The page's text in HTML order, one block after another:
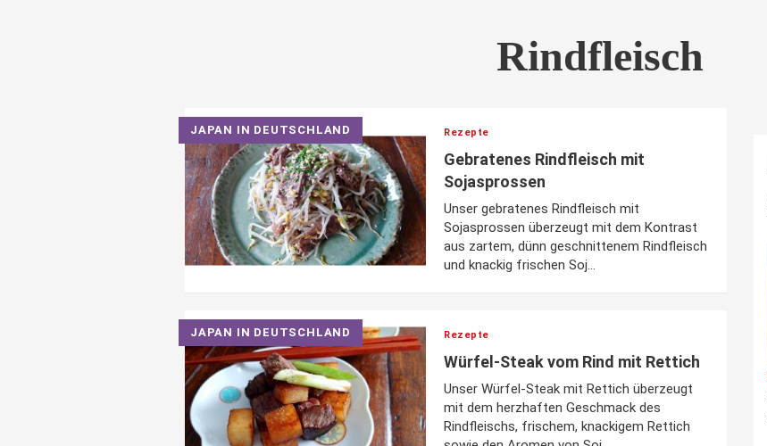
Rindfleisch
JAPAN IN DEUTSCHLAND Rezepte
Gebratenes Rindfleisch mit
Sojasprossen
Unser gebratenes Rindfleisch mit
Sojasprossen überzeugt mit dem Kontrast
aus zartem, dünn geschnittenem Rindfleisch
und knackig frischen Soj...
JAPAN IN DEUTSCHLAND Rezepte
Würfel-Steak vom Rind mit Rettich
Unser Würfel-Steak mit Rettich überzeugt
mit dem herzhaften Geschmack des
Rindfleischs, frischem, knackigem Rettich